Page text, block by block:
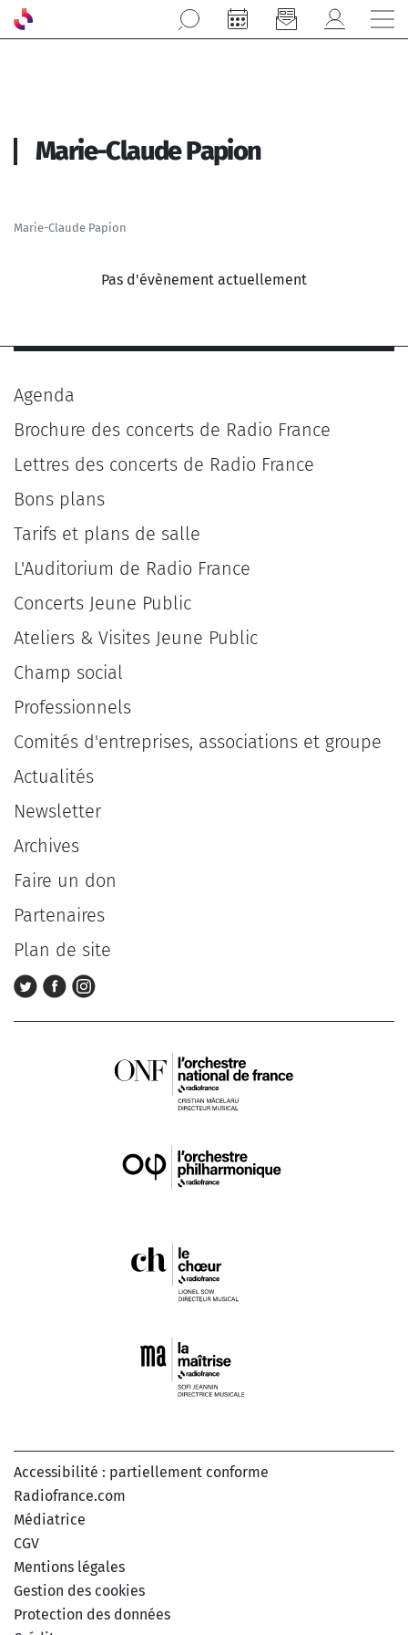
Aller au contenu principal
Marie-Claude Papion
Marie-Claude Papion
Pas d'évènement actuellement
Agenda
Brochure des concerts de Radio France
Lettres des concerts de Radio France
Bons plans
Tarifs et plans de salle
L'Auditorium de Radio France
Concerts Jeune Public
Ateliers & Visites Jeune Public
Champ social
Professionnels
Comités d'entreprises, associations et groupe
Actualités
Newsletter
Archives
Faire un don
Partenaires
Plan de site
Accessibilité : partiellement conforme
Radiofrance.com
Médiatrice
CGV
Mentions légales
Gestion des cookies
Protection des données